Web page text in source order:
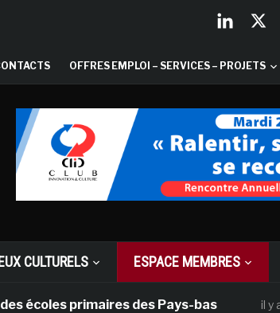
OFFRES EMPLOI – SERVICES – PROJETS
CULTURELS ESPACE MEMBRES
primaires des Pays-bas il y a 1 mois